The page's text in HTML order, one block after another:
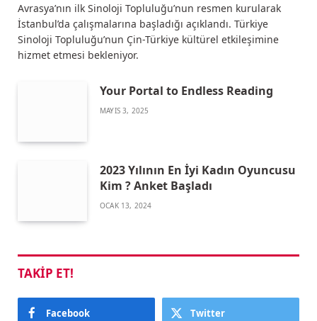
Avrasya’nın ilk Sinoloji Topluluğu’nun resmen kurularak
İstanbul’da çalışmalarına başladığı açıklandı. Türkiye
Sinoloji Topluluğu’nun Çin-Türkiye kültürel etkileşimine
hizmet etmesi bekleniyor.
Your Portal to Endless Reading
MAYIS 3, 2025
2023 Yılının En İyi Kadın Oyuncusu
Kim ? Anket Başladı
OCAK 13, 2024
TAKIP ET!
Facebook Twitter